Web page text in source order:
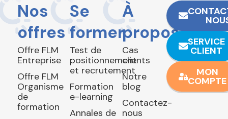
Nos
offres
Offre FLM
Entreprise
Offre FLM
Organisme
de
formation
Se
former
Test de
positionnement
et recrutement
Formation
e-learning
Annales de
À
propos
Cas
clients
Notre
blog
Contactez-
nous
SERVICE
CLIENT
MON
COMPTE